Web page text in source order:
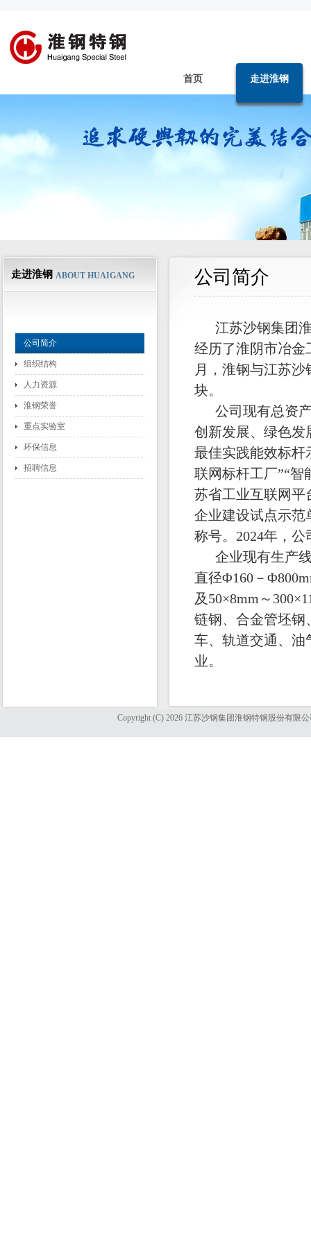
首页 走进淮钢
走进淮钢 ABOUT HUAIGANG
公司简介
组织结构
人力资源
淮钢荣誉
重点实验室
环保信息
招聘信息
公司简介
江苏沙钢集团淮
经历了淮阴市冶金
月，淮钢与江苏
块。
公司现有总资产
创新发展、绿色发
最佳实践能效标杆
联网标杆工厂”“智
苏省工业互联网平
企业建设试点示范
称号。2024年，
企业现有生产线
直径Φ160－
及50×8mm～
链钢、合金管坯钢
车、轨道交通、油
业。
Copyright (C) 2026 江苏沙钢集团淮钢特钢股份有限